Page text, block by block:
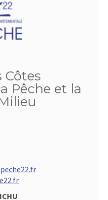
Côtes
Pêche et la